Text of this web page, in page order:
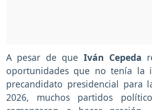
A pesar de que Iván Cepeda
oportunidades que no tenía la
precandidato presidencial para
2026, muchos partidos